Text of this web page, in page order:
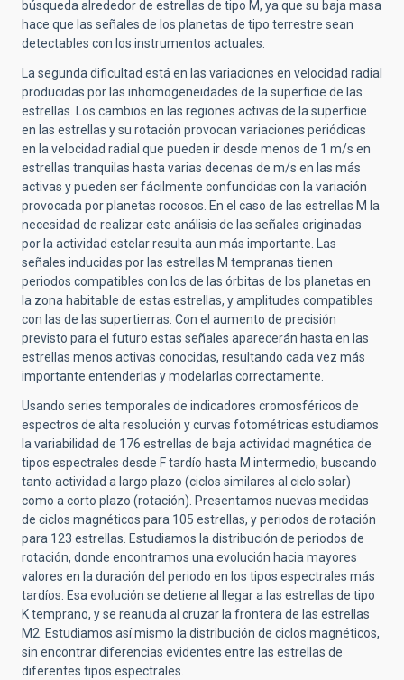
búsqueda alrededor de estrellas de tipo M, ya que su baja masa
hace que las señales de los planetas de tipo terrestre sean
detectables con los instrumentos actuales.
La segunda dificultad está en las variaciones en velocidad radial
producidas por las inhomogeneidades de la superficie de las
estrellas. Los cambios en las regiones activas de la superficie
en las estrellas y su rotación provocan variaciones periódicas
en la velocidad radial que pueden ir desde menos de 1 m/s en
estrellas tranquilas hasta varias decenas de m/s en las más
activas y pueden ser fácilmente confundidas con la variación
provocada por planetas rocosos. En el caso de las estrellas M la
necesidad de realizar este análisis de las señales originadas
por la actividad estelar resulta aun más importante. Las
señales inducidas por las estrellas M tempranas tienen
periodos compatibles con los de las órbitas de los planetas en
la zona habitable de estas estrellas, y amplitudes compatibles
con las de las supertierras. Con el aumento de precisión
previsto para el futuro estas señales aparecerán hasta en las
estrellas menos activas conocidas, resultando cada vez más
importante entenderlas y modelarlas correctamente.
Usando series temporales de indicadores cromosféricos de
espectros de alta resolución y curvas fotométricas estudiamos
la variabilidad de 176 estrellas de baja actividad magnética de
tipos espectrales desde F tardío hasta M intermedio, buscando
tanto actividad a largo plazo (ciclos similares al ciclo solar)
como a corto plazo (rotación). Presentamos nuevas medidas
de ciclos magnéticos para 105 estrellas, y periodos de rotación
para 123 estrellas. Estudiamos la distribución de periodos de
rotación, donde encontramos una evolución hacia mayores
valores en la duración del periodo en los tipos espectrales más
tardíos. Esa evolución se detiene al llegar a las estrellas de tipo
K temprano, y se reanuda al cruzar la frontera de las estrellas
M2. Estudiamos así mismo la distribución de ciclos magnéticos,
sin encontrar diferencias evidentes entre las estrellas de
diferentes tipos espectrales.